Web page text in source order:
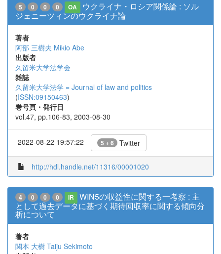
5 0 0 0 OA
ウクライナ・ロシア関係論 : ソル
ジェニーツィンのウクライナ論
著者
阿部 三樹夫 Mikio Abe
出版者
久留米大学法学会
雑誌
久留米大学法学 = Journal of law and politics
(ISSN:09150463)
巻号頁・発行日
vol.47, pp.106-83, 2003-08-30
2022-08-22 19:57:22 5 + 6 Twitter
http://hdl.handle.net/11316/00001020
4 0 0 0 IR
WIN5の収益性に関する一考察 : 主
として過去データに基づく期待回収率に関する傾向分
析について
著者
関本 大樹 Taiju Sekimoto